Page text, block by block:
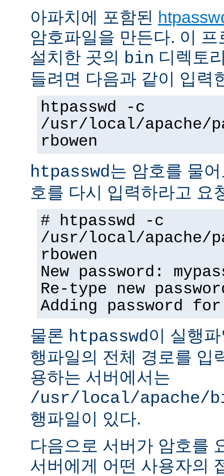
아파치에 포함된
암호파일을 만든다. 이
설치한 곳의 bin 디렉토
들려면 다음과 같이 입력
htpasswd -c
/usr/local/apache/
rbowen
htpasswd는 암호를 물
호를 다시 입력하라고 요
# htpasswd -c
/usr/local/apache/
rbowen
New password:
Re-type new
Adding password
물론 htpasswd이 실행
행파일의 전체 경로를 입
용하는 서버에서는
/usr/local/apache/
행파일이 있다.
다음으로 서버가 암호를
서버에게 어떤 사용자의